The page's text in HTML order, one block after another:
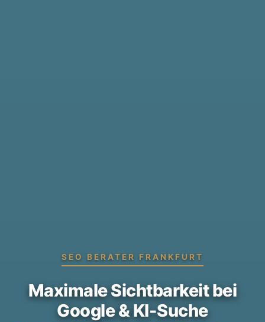
SEO BERATER FRANKFURT
Maximale Sichtbarkeit bei
Google & KI-Suche